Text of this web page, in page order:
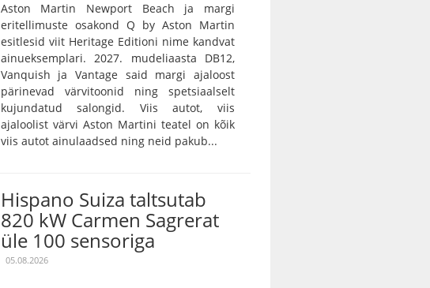
Aston Martin Newport Beach ja margi
eritellimuste osakond Q by Aston Martin
esitlesid viit Heritage Editioni nime kandvat
ainueksemplari. 2027. mudeliaasta DB12,
Vanquish ja Vantage said margi ajaloost
pärinevad värvitoonid ning spetsiaalselt
kujundatud salongid. Viis autot, viis
ajaloolist värvi Aston Martini teatel on kõik
viis autot ainulaadsed ning neid pakub...
Hispano Suiza taltsutab
820 kW Carmen Sagrerat
üle 100 sensoriga
05.08.2026